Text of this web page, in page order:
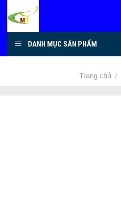
DANH MỤC SẢN PHẨM
Trang chủ /